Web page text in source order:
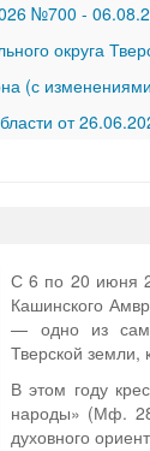
№700 -
округа
(с
от
С 6 по 20 июня
Кашинского
— одно из
Тверской земли,
В этом году
народы» (Мф.
духовного